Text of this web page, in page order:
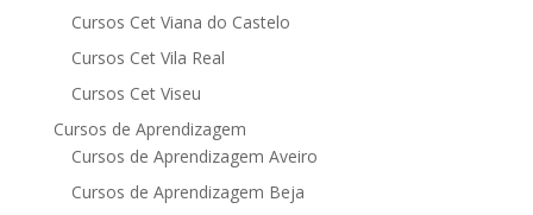
Cursos Cet Viana do Castelo
Cursos Cet Vila Real
Cursos Cet Viseu
Cursos de Aprendizagem
Cursos de Aprendizagem Aveiro
Cursos de Aprendizagem Beja